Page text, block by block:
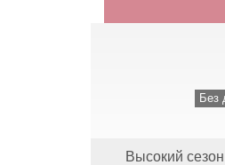
Без
Высокий сезон